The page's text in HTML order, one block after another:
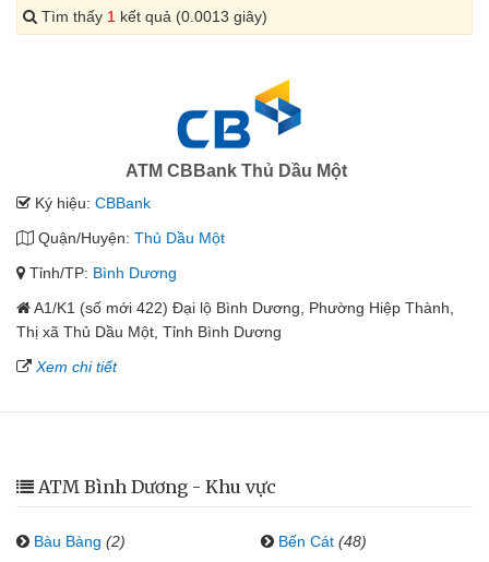
Tìm thấy 1 kết quả (0.0013 giây)
ATM CBBank Thủ Dầu Một
Ký hiệu: CBBank
Quận/Huyện: Thủ Dầu Một
Tỉnh/TP: Bình Dương
A1/K1 (số mới 422) Đại lộ Bình Dương, Phường Hiệp Thành,
Thị xã Thủ Dầu Một, Tỉnh Bình Dương
Xem chi tiết
ATM Bình Dương - Khu vực
Bàu Bàng (2) Bến Cát (48)